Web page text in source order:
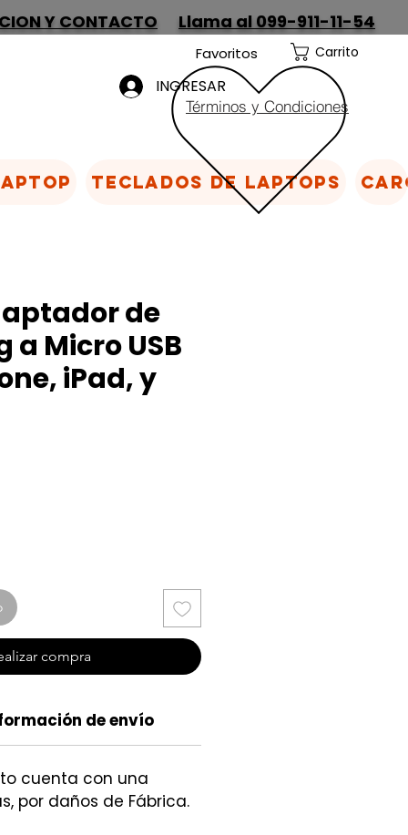
Y CONTACTO Llama al 099-911-11-54
Favoritos Carrito
Términos y Condiciones
INGRESAR
de
a Micro USB
iPad, y
compra
de envío
cuenta con una
por daños de Fábrica.
Teclados de laptops